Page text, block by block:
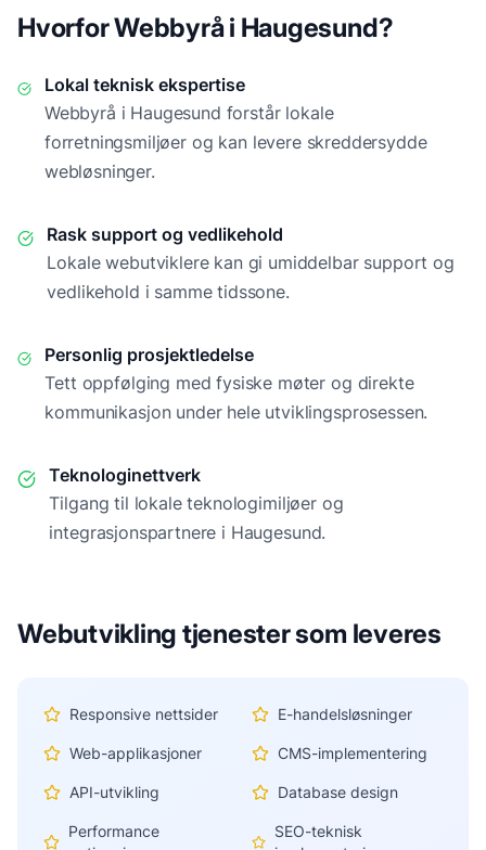
Hvorfor Webbyrå i Haugesund?
Lokal teknisk ekspertise
Webbyrå i Haugesund forstår lokale
forretningsmiljøer og kan levere skreddersydde
webløsninger.
Rask support og vedlikehold
Lokale webutviklere kan gi umiddelbar support og
vedlikehold i samme tidssone.
Personlig prosjektledelse
Tett oppfølging med fysiske møter og direkte
kommunikasjon under hele utviklingsprosessen.
Teknologinettverk
Tilgang til lokale teknologimiljøer og
integrasjonspartnere i Haugesund.
Webutvikling tjenester som leveres
Responsive nettsider E-handelsløsninger
Web-applikasjoner CMS-implementering
API-utvikling Database design
Performance
SEO-teknisk